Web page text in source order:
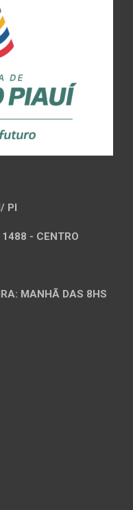
PI
1488 - CENTRO
MANHÃ DAS 8HS